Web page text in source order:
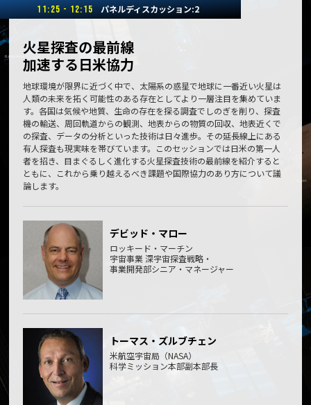
11:25 - 12:15 パネルディスカッション:2
火星探査の最前線
加速する日米協力
地球環境が限界に近づく中で、太陽系の惑星で地球に一番近い火星は
人類の未来を拓く可能性のある存在としてより一層注目を集めていま
す。各国は気候や地質、生命の存在を探る調査でしのぎを削り、探査
機の輸送、周回軌道からの観測、地表からの物質の回収、地表近くで
の探査、データの分析といった技術は日々進歩。その延長線上にある
有人探査も現実味を帯びています。このセッションでは日米の第一人
者を招き、目まぐるしく進化する火星探査技術の最前線を紹介すると
ともに、これから乗り越えるべき課題や国際協力のあり方について議
論します。
デビッド・マロー
ロッキード・マーチン
宇宙事業 深宇宙探査戦略・
事業開発部シニア・マネージャー
トーマス・ズルブチェン
米航空宇宙局（NASA）
科学ミッション本部副本部長